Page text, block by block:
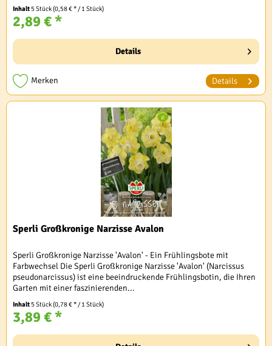
Inhalt 5 Stück(0,58 € * / 1 Stück)
2,89 € *
Details
Merken Details
Sperli Großkronige Narzisse Avalon
Sperli Großkronige Narzisse 'Avalon' - Ein Frühlingsbote mit
Farbwechsel Die Sperli Großkronige Narzisse 'Avalon' (Narcissus
pseudonarcissus) ist eine beeindruckende Frühlingsbotin, die Ihren
Garten mit einer faszinierenden...
Inhalt 5 Stück(0,78 € * / 1 Stück)
3,89 € *